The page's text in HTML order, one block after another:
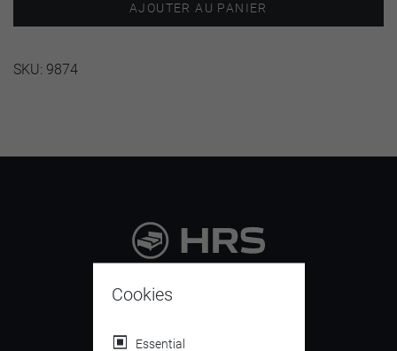
AJOUTER AU PANIER
SKU: 9874
Cookies
Essential